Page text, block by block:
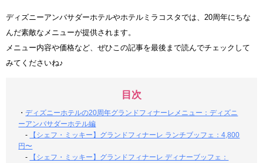
ディズニーアンバサダーホテルやホテルミラコスタでは、20周年にちな
んだ素敵なメニューが提供されます。
メニュー内容や価格など、ぜひこの記事を最後まで読んでチェックして
みてくださいね♪
目次
・ディズニーホテルの20周年グランドフィナーレメニュー：ディズニ
ーアンバサダーホテル編
-
【シェフ・ミッキー】グランドフィナーレ ランチブッフェ：4,800
円〜
-
【シェフ・ミッキー】グランドフィナーレ ディナーブッフェ：